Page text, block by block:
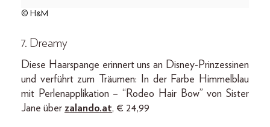
© H&M
7. Dreamy
Diese Haarspange erinnert uns an Disney-Prinzessinen
und verführt zum Träumen: In der Farbe Himmelblau
mit Perlenapplikation – “Rodeo Hair Bow” von Sister
Jane über zalando.at, € 24,99